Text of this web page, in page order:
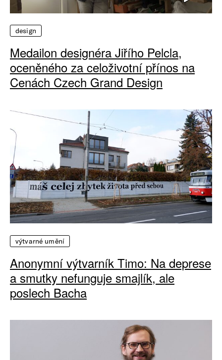
design
Medailon designéra Jiřího Pelcla,
oceněného za celoživotní přínos na
Cenách Czech Grand Design
výtvarné umění
Anonymní výtvarník Timo: Na deprese
a smutky nefunguje smajlík, ale
poslech Bacha